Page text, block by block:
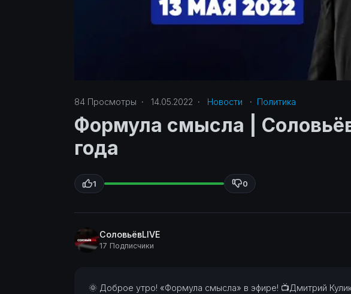
84 Просмотры · 14.05.2022 · Новости · Политика‎
Формула смысла |
года
1 0
СоловьёвLIVE
17 Подписчики
⁣🌞 Доброе утро! «Формула смысла» в эфире! 📺Дмитрий